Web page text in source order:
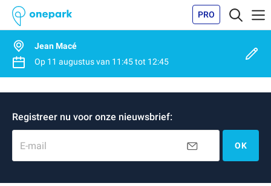
PRO
Jean Macé
Op 11 augustusvan 11:45tot 12:45
Registreer nu voor onze nieuwsbrief:
E-mail OK